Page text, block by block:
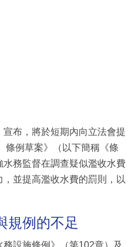
布，將於短期內向立法會提
條例草案》（以下簡稱《條
務監督在調查疑似濫收水費
並提高濫收水費的罰則，以
規例的不足
設施條例》（第102章）及